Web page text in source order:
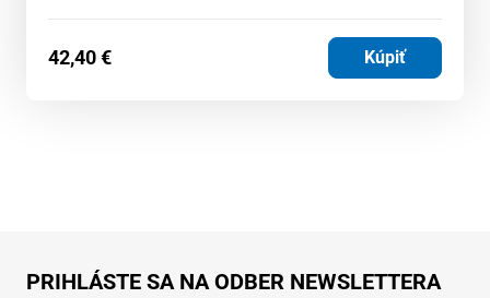
42,40€ Kúpiť
PRIHLÁSTE SA NA ODBER NEWSLETTERA